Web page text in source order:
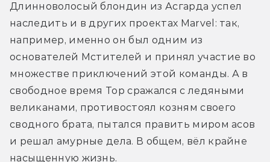
Длинноволосый блондин из Асгарда успел
наследить и в других проектах Marvel: так,
например, именно он был одним из
основателей Мстителей и принял участие во
множестве приключений этой команды. А в
свободное время Тор сражался с ледяными
великанами, противостоял козням своего
сводного брата, пытался править миром асов
и решал амурные дела. В общем, вёл крайне
насыщенную жизнь.